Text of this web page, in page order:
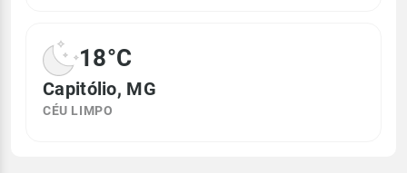
18°C
Capitólio, MG
CÉU LIMPO